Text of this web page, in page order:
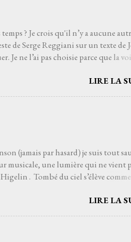
? Je crois qu'il n’y a aucune
de Serge Reggiani sur un texte de
ne l’ai pas choisie parce que la
que choisir Serge Reggiani, c’est
personnellement. C'est une de ces
LIRE LA
(jamais par hasard) je suis tout
musicale, une lumière qui ne vient
. Tombé du ciel s’élève comme
ferme les yeux, laissant la mélodie se
La gravité s’éloigne, comme si
LIRE LA